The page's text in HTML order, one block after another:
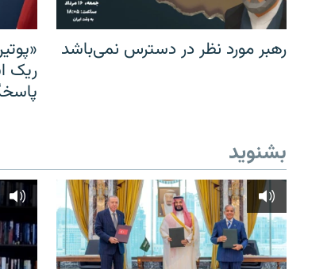
رهبر مورد نظر در دسترس نمی‌باشد
ریک
بشنوید